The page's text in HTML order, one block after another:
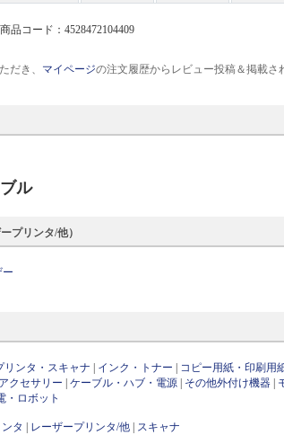
商品コード：4528472104409
だき、 マイページの注文履歴からレビュー投稿＆掲載さ
ル
プリンタ/他）
ー
リンタ・スキャナ インク・トナー コピー用紙・印刷用
クセサリー |ケーブル・ハブ・電源 その他外付け機器
・ロボット
タ レーザープリンタ/他 スキャナ